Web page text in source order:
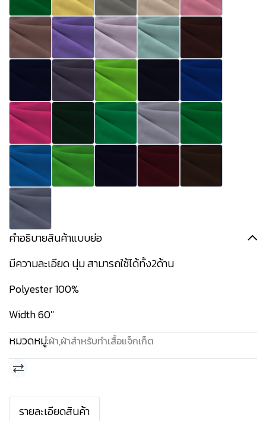
คำอธิบายสินค้าแบบย่อ
มีความละเอียด นุ่ม สามารถใช้ได้ทั้ง2ด้าน
Polyester 100%
Width 60''
หมวดหมู่:ผ้า,ผ้าสำหรับทำเสื้อแจ็กเก็ต
รายละเอียดสินค้า